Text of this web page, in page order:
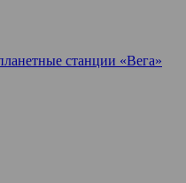
станции «Вега»